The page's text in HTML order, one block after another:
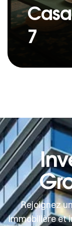
7
Rejoignez
immobilière et